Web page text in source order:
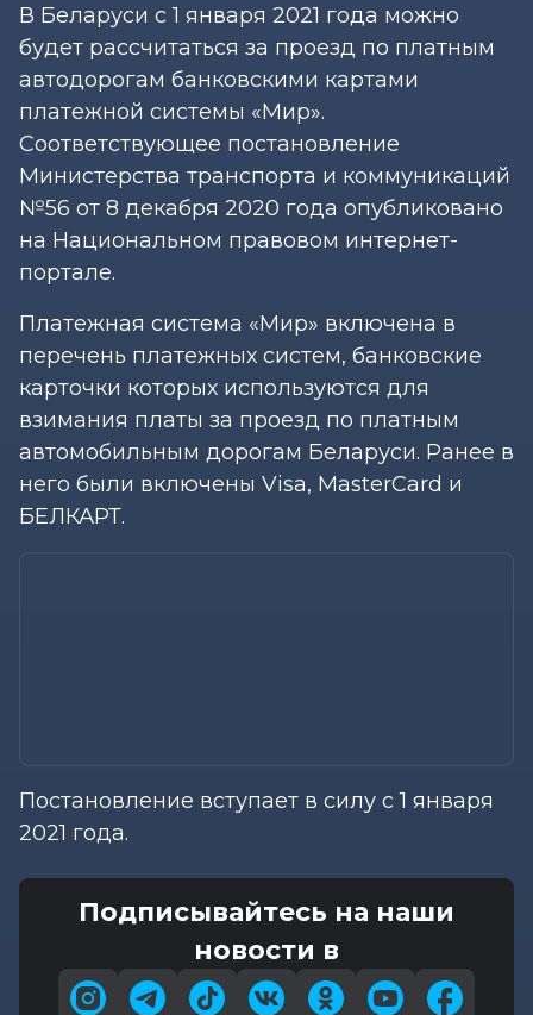
В Беларуси с 1 января 2021 года можно
будет рассчитаться за проезд по платным
автодорогам банковскими картами
платежной системы «Мир».
Соответствующее постановление
Министерства транспорта и коммуникаций
№56 от 8 декабря 2020 года опубликовано
на Национальном правовом интернет-
портале.
Платежная система «Мир» включена в
перечень платежных систем, банковские
карточки которых используются для
взимания платы за проезд по платным
автомобильным дорогам Беларуси. Ранее в
него были включены Visa, MasterCard и
БЕЛКАРТ.
Постановление вступает в силу с 1 января
2021 года.
Подписывайтесь на наши
новости в